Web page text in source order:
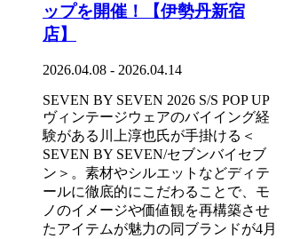
ップを開催！【伊勢丹新宿
店】
2026.04.08 - 2026.04.14
SEVEN BY SEVEN 2026 S/S POP UP
ヴィンテージウェアのバイイング経
験がある川上淳也氏が手掛ける＜
SEVEN BY SEVEN/セブンバイセブ
ン＞。素材やシルエットなどディテ
ールに徹底的にこだわることで、モ
ノのイメージや価値観を再構築させ
たアイテムが魅力の同ブランドが4月